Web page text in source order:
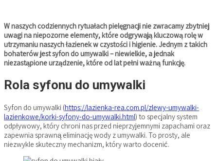
W naszych codziennych rytuałach pielęgnacji nie zwracamy zbytniej
uwagi na niepozorne elementy, które odgrywają kluczową rolę w
utrzymaniu naszych łazienek w czystości i higienie. Jednym z takich
bohaterów jest syfon do umywalki – niewielkie, a jednak
niezastąpione urządzenie, które od lat pełni ważną funkcję.
Rola syfonu do umywalki
Syfon do umywalki (https://lazienka-rea.com.pl/zlewy-umywalki-
lazienkowe/korki-syfony-do-umywalki.html) to specjalny system
odpływowy, który chroni nas przed nieprzyjemnymi zapachami oraz
zapewnia sprawną eliminację wody z umywalki. To prosty, ale
niezwykle skuteczny mechanizm, który warto docenić.